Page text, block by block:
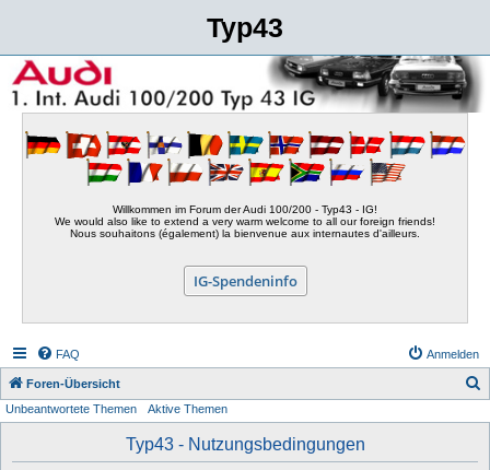
Typ43
Willkommen im Forum der Audi 100/200 - Typ43 - IG!
We would also like to extend a very warm welcome to all our foreign friends!
Nous souhaitons (également) la bienvenue aux internautes d'ailleurs.
IG-Spendeninfo
FAQ Anmelden
Foren-Übersicht
Unbeantwortete Themen Aktive Themen
Typ43 - Nutzungsbedingungen